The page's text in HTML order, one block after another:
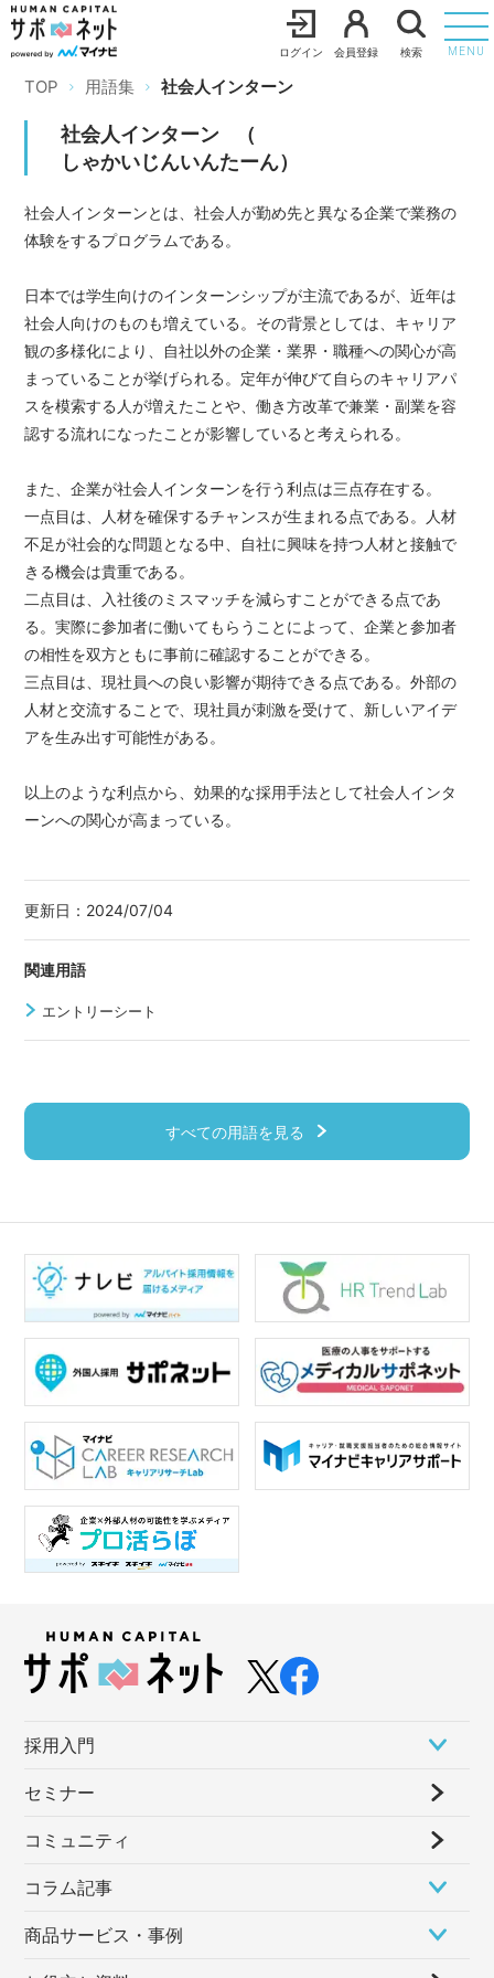
ログイン 会員登録 検索 MENU
TOP 用語集 社会人インターン
社会人インターン
（
しゃかいじんいんたーん）
社会人インターンとは、社会人が勤め先と異なる企業で業務の
体験をするプログラムである。
日本では学生向けのインターンシップが主流であるが、近年は
社会人向けのものも増えている。その背景としては、キャリア
観の多様化により、自社以外の企業・業界・職種への関心が高
まっていることが挙げられる。定年が伸びて自らのキャリアパ
スを模索する人が増えたことや、働き方改革で兼業・副業を容
認する流れになったことが影響していると考えられる。
また、企業が社会人インターンを行う利点は三点存在する。
一点目は、人材を確保するチャンスが生まれる点である。人材
不足が社会的な問題となる中、自社に興味を持つ人材と接触で
きる機会は貴重である。
二点目は、入社後のミスマッチを減らすことができる点であ
る。実際に参加者に働いてもらうことによって、企業と参加者
の相性を双方ともに事前に確認することができる。
三点目は、現社員への良い影響が期待できる点である。外部の
人材と交流することで、現社員が刺激を受けて、新しいアイデ
アを生み出す可能性がある。
以上のような利点から、効果的な採用手法として社会人インタ
ーンへの関心が高まっている。
更新日： 2024/07/04
関連用語
エントリーシート
すべての用語を見る
採⽤⼊⾨
セミナー
コミュニティ
コラム記事
商品サービス・事例